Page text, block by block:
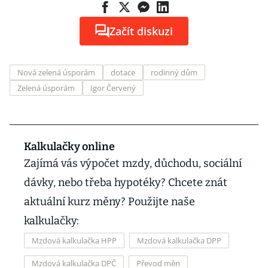
Začít diskuzi
Nová zelená úsporám dotace
rodinný dům
Zelená úsporám
Igor Červený
Kalkulačky online
Zajímá vás výpočet mzdy, důchodu, sociální
dávky, nebo třeba hypotéky? Chcete znát
aktuální kurz měny? Použijte naše
kalkulačky:
Mzdová kalkulačka HPP Mzdová kalkulačka DPP
Mzdová kalkulačka DPČ Převod měn